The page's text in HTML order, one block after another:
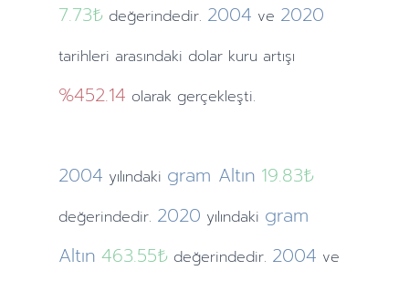
7.73₺değerindedir. 2004 ve 2020
tarihleri arasındaki dolar kuru artışı
%452.14 olarak gerçekleşti.
2004 yılındaki gram Altın 19.83₺
değerindedir. 2020 yılındaki gram
Altın 463.55₺değerindedir. 2004 ve